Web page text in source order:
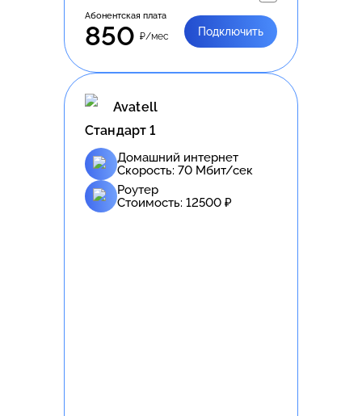
Абонентская плата
850 ₽/мес Подключить
Avatell
Стандарт 1
Домашний интернет
Скорость: 70 Мбит/сек
Роутер
Стоимость: 12500 ₽